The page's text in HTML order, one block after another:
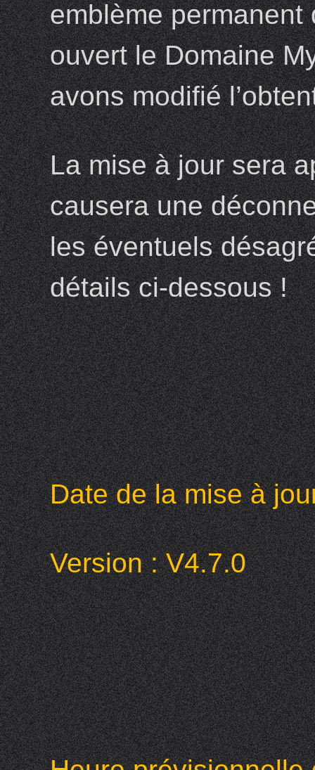
emblème
ouvert le Domaine
avons modifié
La mise à jour sera
causera une
les éventuels
détails ci-dessous !
Date de la mise à
Version : V4.7.0